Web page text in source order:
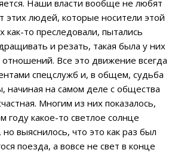
Наши власти вообще не любят
этих людей, которые носители этой
как-то преследовали, пытались
и резать, такая была у них
отношений. Все это движение всегда
спецслужб и, в общем, судьба
начиная на самом деле с общества
Многим из них показалось,
году какое-то светлое солнце
выяснилось, что это как раз был
поезда, а вовсе не свет в конце